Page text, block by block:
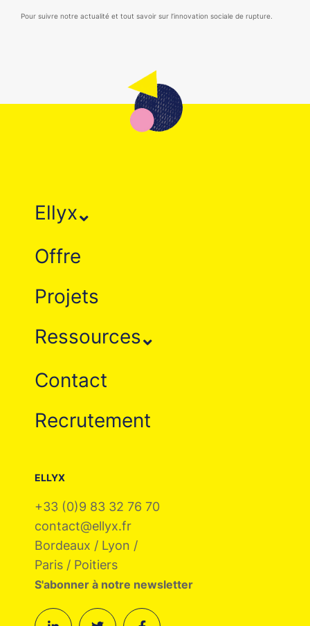
Pour suivre notre actualité et tout savoir sur l’innovation sociale de rupture.
ELLYX
+33 (0)9 83 32 76 70
contact@ellyx.fr
Bordeaux / Lyon /
Paris / Poitiers
S'abonner à notre newsletter
Ellyx
Offre
Projets
Ressources
Contact
Recrutement